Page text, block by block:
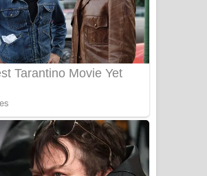
Ala purannata Song Lyrics - ආල
පුරන්නට ගීතයේ පද පෙළ
Apa Hamuwee Song Lyrics - අප හමුවී
ගීතයේ පද පෙළ